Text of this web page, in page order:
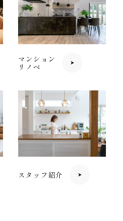
マンション
リノベ
スタッフ紹介